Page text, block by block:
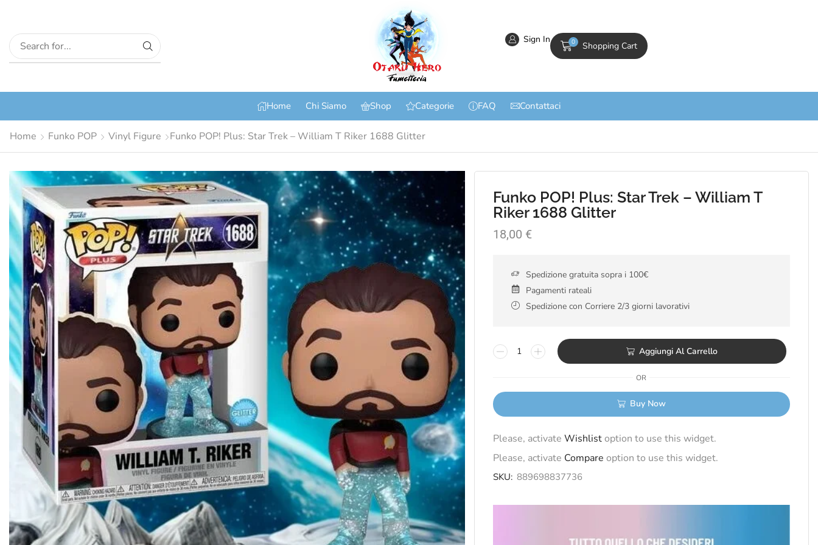
Sign In 0 Shopping Cart
Home Chi Siamo Shop Categorie FAQ Contattaci
Home Funko POP Vinyl Figure Funko POP! Plus: Star Trek – William T Riker 1688 Glitter
Funko POP! Plus: Star Trek – William T
Riker 1688 Glitter
18,00 €
Spedizione gratuita sopra i 100€
Pagamenti rateali
Spedizione con Corriere 2/3 giorni lavorativi
Aggiungi Al Carrello
OR
Buy Now
Please, activate Wishlistoption to use this widget.
Please, activate Compare option to use this widget.
SKU: 889698837736